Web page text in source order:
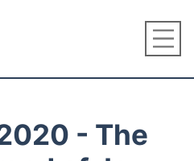
- The